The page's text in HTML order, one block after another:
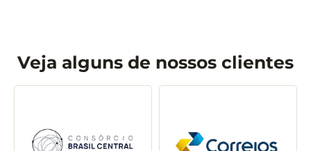
Veja alguns de nossos clientes